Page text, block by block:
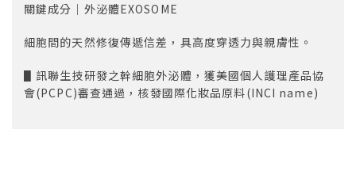
關鍵成分｜外泌體EXOSOME
細胞間的天然修復傳遞信差，具高度穿透力與親膚性。
▋訊聯生技研發之幹細胞外泌體，獲美國個人護理產品協
會(PCPC)審查通過，核發國際化妝品原料(INCI name)